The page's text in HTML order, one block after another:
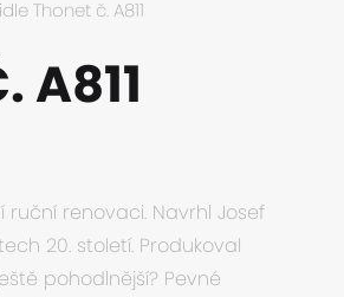
Thonet č. A811
A811
renovaci. Navrhl Josef
20. století. Produkoval
pohodlnější? Pevné